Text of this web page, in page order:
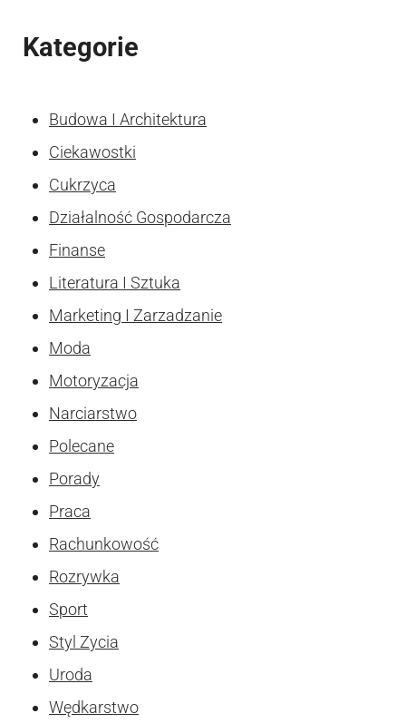
Kategorie
Budowa I Architektura
Ciekawostki
Cukrzyca
Działalność Gospodarcza
Finanse
Literatura I Sztuka
Marketing I Zarzadzanie
Moda
Motoryzacja
Narciarstwo
Polecane
Porady
Praca
Rachunkowość
Rozrywka
Sport
Styl Zycia
Uroda
Wędkarstwo